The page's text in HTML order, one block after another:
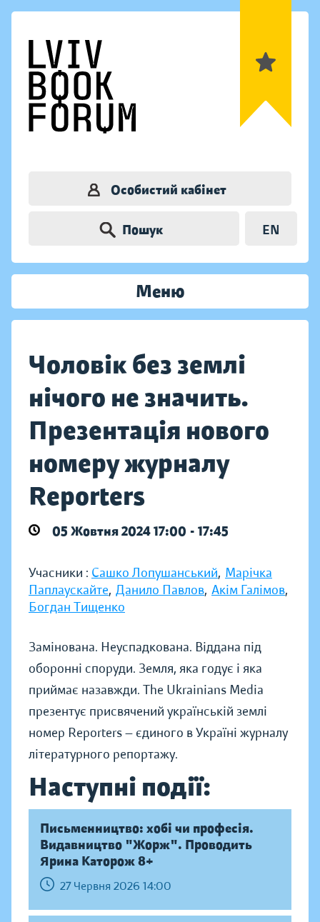
Особистий кабінет
Пошук EN
Меню
Чоловік без землі
нічого не значить.
Презентація нового
номеру журналу
Reporters
05 Жовтня 2024 17:00 - 17:45
Учасники : Сашко Лопушанський, Марічка
Паплаускайте, Данило Павлов, Акім Галімов,
Богдан Тищенко
Замінована. Неуспадкована. Віддана під
оборонні споруди. Земля, яка годує і яка
приймає назавжди. The Ukrainians Media
презентує присвячений українській землі
номер Reporters — єдиного в Україні журналу
літературного репортажу.
Наступні події:
Письменництво: хобі чи професія.
Видавництво "Жорж". Проводить
Ярина Каторож 8+
27 Червня 2026 14:00